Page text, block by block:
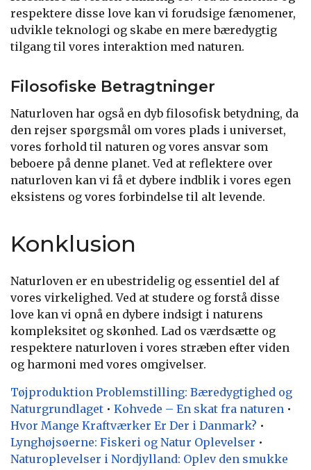
respektere disse love kan vi forudsige fænomener,
udvikle teknologi og skabe en mere bæredygtig
tilgang til vores interaktion med naturen.
Filosofiske Betragtninger
Naturloven har også en dyb filosofisk betydning, da
den rejser spørgsmål om vores plads i universet,
vores forhold til naturen og vores ansvar som
beboere på denne planet. Ved at reflektere over
naturloven kan vi få et dybere indblik i vores egen
eksistens og vores forbindelse til alt levende.
Konklusion
Naturloven er en ubestridelig og essentiel del af
vores virkelighed. Ved at studere og forstå disse
love kan vi opnå en dybere indsigt i naturens
kompleksitet og skønhed. Lad os værdsætte og
respektere naturloven i vores stræben efter viden
og harmoni med vores omgivelser.
Tøjproduktion Problemstilling: Bæredygtighed og
Naturgrundlaget • Kohvede – En skat fra naturen •
Hvor Mange Kraftværker Er Der i Danmark? •
Lynghøjsøerne: Fiskeri og Natur Oplevelser •
Naturoplevelser i Nordjylland: Oplev den smukke